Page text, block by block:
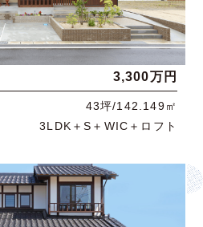
3,300万円
43坪/142.149㎡
3LDK＋S＋WIC＋ロフト